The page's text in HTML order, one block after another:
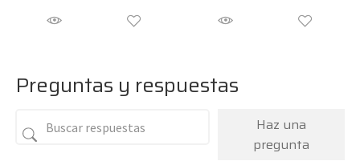
Preguntas y respuestas
Haz una
pregunta